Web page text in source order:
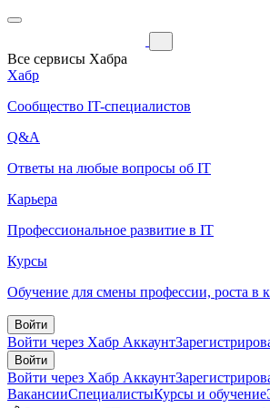
Все сервисы Хабра
Хабр
Сообщество IT-специалистов
Q&A
Ответы на любые вопросы об IT
Карьера
Профессиональное развитие в IT
Курсы
Обучение для смены профессии, роста в
Войти
Войти через Хабр Аккаунт
Войти
Войти через Хабр Аккаунт
ВакансииСпециалистыКурсы и обучение